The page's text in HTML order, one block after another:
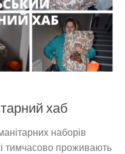
хаб
наборів
тимчасово проживають